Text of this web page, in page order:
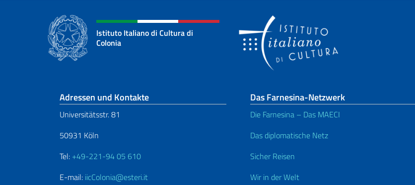
Istituto Italiano di Cultura di
Colonia
Fußbereich
Adressen und Kontakte
Universitätsstr. 81
50931 Köln
Tel: +49-221-94 05 610
E-mail: iicColonia@esteri.it
Das Farnesina-Netzwerk
Die Farnesina – Das MAECI
Das diplomatische Netz
Sicher Reisen
Wir in der Welt